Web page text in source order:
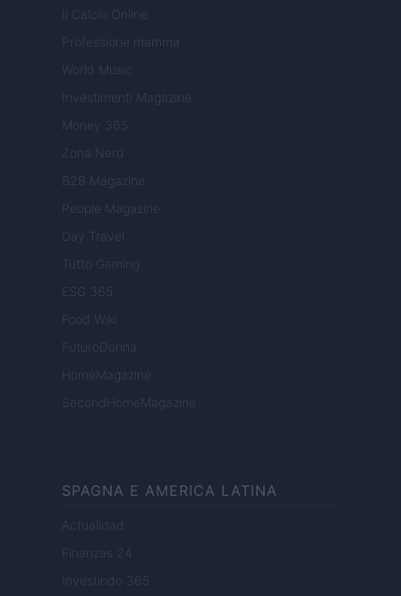
Il Calcio Online
Professione mamma
World Music
Investimenti Magazine
Money 365
Zona Nerd
B2B Magazine
People Magazine
Day Travel
Tutto Gaming
ESG 365
Food Wiki
FuturoDonna
HomeMagazine
SecondHomeMagazine
SPAGNA E AMERICA LATINA
Actualidad
Finanzas 24
Investindo 365